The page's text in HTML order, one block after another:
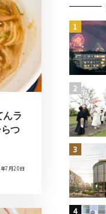
んラ
つ
7月20日